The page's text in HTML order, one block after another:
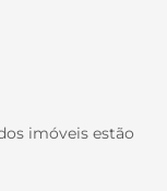
imóveis estão